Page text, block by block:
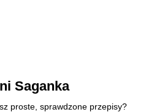
Saganka
proste, sprawdzone przepisy?